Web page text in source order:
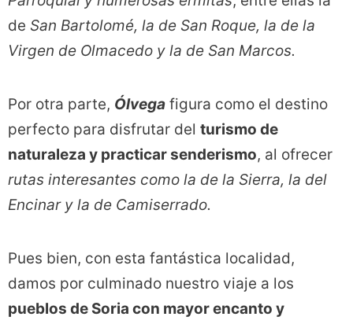
de San Bartolomé, la de San Roque, la de la
Virgen de Olmacedo y la de San Marcos.
Por otra parte, Ólvega figura como el destino
perfecto para disfrutar del turismo de
naturaleza y practicar senderismo, al ofrecer
rutas interesantes como la de la Sierra, la del
Encinar y la de Camiserrado.
Pues bien, con esta fantástica localidad,
damos por culminado nuestro viaje a los
pueblos de Soria con mayor encanto y